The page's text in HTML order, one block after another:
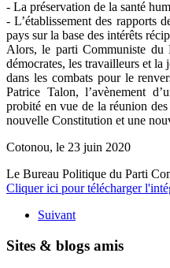
- La préservation de la santé
- L’établissement des rapports
pays sur la base des intérêts
Alors, le parti Communiste du
démocrates, les travailleurs et la
dans les combats pour le
Patrice Talon, l’avènement
probité en vue de la réunion
nouvelle Constitution et une
Cotonou, le 23 juin 2020
Le Bureau Politique du Parti
Cliquer ici pour télécharger
Suivant
Sites & blogs amis